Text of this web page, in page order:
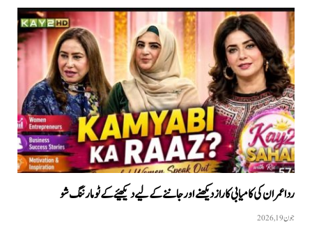
ردا عمران کی کامیابی کا راز دیکھنے اور جاننے کے لیے دیکھیئے کےٹو مارننگ شو
جون 19, 2026